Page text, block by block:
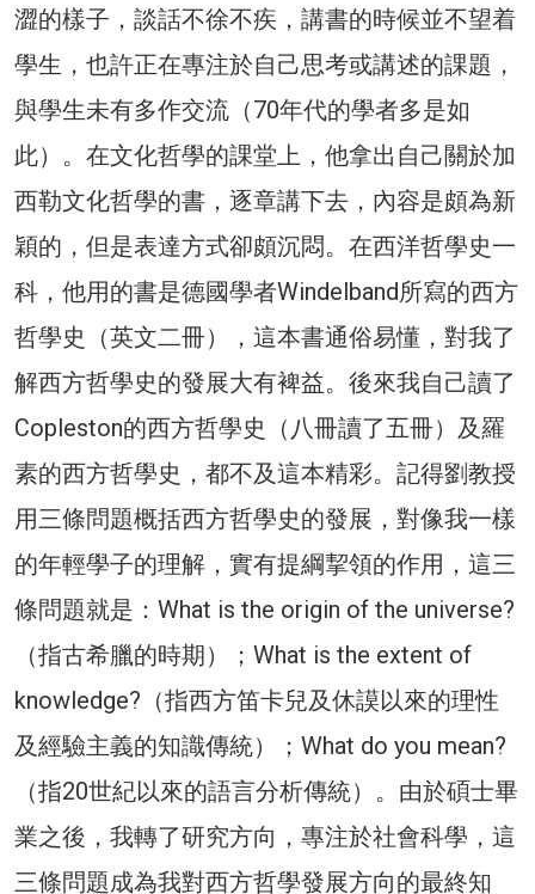
澀的樣子，談話不徐不疾，講書的時候並不望着
學生，也許正在專注於自己思考或講述的課題，
與學生未有多作交流（70年代的學者多是如
此）。在文化哲學的課堂上，他拿出自己關於加
西勒文化哲學的書，逐章講下去，內容是頗為新
穎的，但是表達方式卻頗沉悶。在西洋哲學史一
科，他用的書是德國學者Windelband所寫的西方
哲學史（英文二冊），這本書通俗易懂，對我了
解西方哲學史的發展大有裨益。後來我自己讀了
Copleston的西方哲學史（八冊讀了五冊）及羅
素的西方哲學史，都不及這本精彩。記得劉教授
用三條問題概括西方哲學史的發展，對像我一樣
的年輕學子的理解，實有提綱挈領的作用，這三
條問題就是：What is the origin of the universe?
（指古希臘的時期）；What is the extent of
knowledge?（指西方笛卡兒及休謨以來的理性
及經驗主義的知識傳統）；What do you mean?
（指20世紀以來的語言分析傳統）。由於碩士畢
業之後，我轉了研究方向，專注於社會科學，這
三條問題成為我對西方哲學發展方向的最終知